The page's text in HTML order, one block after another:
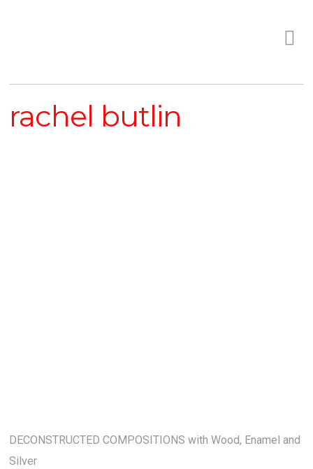
rachel butlin
DECONSTRUCTED COMPOSITIONS with Wood, Enamel and
Silver